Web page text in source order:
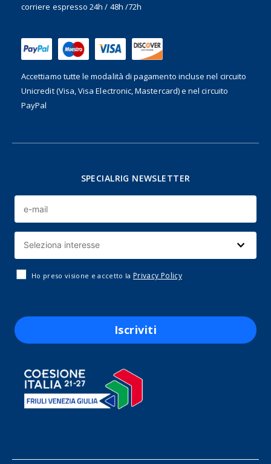
corriere espresso 24h / 48h /72h
Accettiamo tutte le modalità di pagamento incluse nel circuito
Unicredit (Visa, Visa Electronic, Mastercard) e nel circuito
PayPal
SPECIALRIG NEWSLETTER
Ho preso visione e accetto la Privacy Policy
Iscriviti